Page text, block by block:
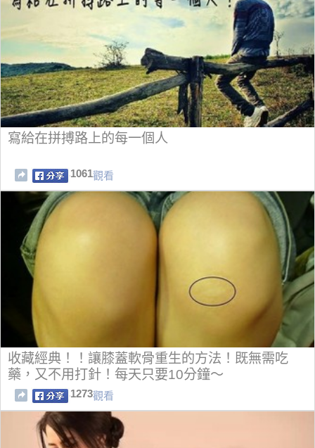
寫給在拼搏路上的每一個人
1061觀看
收藏經典！！讓膝蓋軟骨重生的方法！既無需吃
藥，又不用打針！每天只要10分鐘～
1273觀看